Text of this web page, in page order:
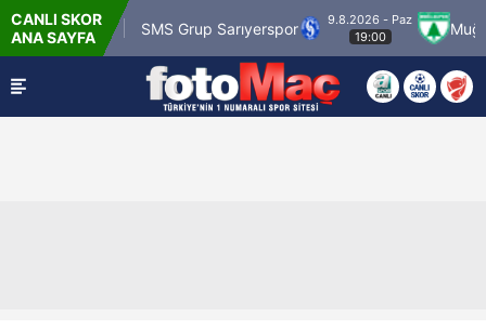
CANLI SKOR
ANA SAYFASMS Grup Sarıyerspor
9.8.2026 - Paz
19:00
Muğlaspor